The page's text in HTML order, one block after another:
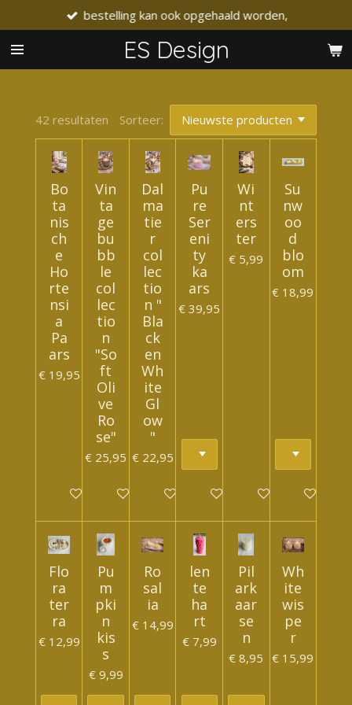
direct
naar
de
ES Design
bestelling kan ook opgehaald worden,
42 resultaten Sorteer:
Bo
ta
nis
ch
e
Ho
rte
nsi
a
Pa
ars
€ 19,95
In winkelwagen
Vin
ta
ge
bu
bb
le
col
lec
tio
n
"So
ft
Oli
ve
Ro
se"
€ 25,95
In winkelwagen
Dal
ma
tie
r
col
lec
tio
n "
Bla
ck
en
Wh
ite
Gl
ow
"
€ 22,95
In winkelwagen
Pu
re
Ser
eni
ty
ka
ars
€ 39,95
In winkelwagen
Wi
nt
ers
ter
€ 5,99
In winkelwagen
Su
nw
oo
d
blo
om
€ 18,99
In
Flo
ra
ter
ra
€ 12,99
Pu
m
pki
n
kis
s
€ 9,99
Ro
sal
ia
€ 14,99
len
te
ha
rt
€ 7,99
Pil
ark
aar
se
n
€ 8,95
Wh
ite
wis
pe
r
€ 15,99